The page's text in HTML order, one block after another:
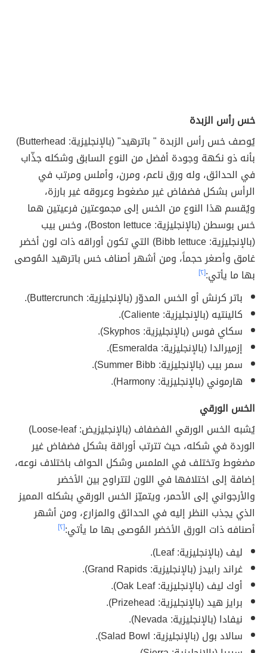
خس رأس الزبدة
يُوصف خس رأس الزبدة " باترهيد" (بالإنجليزية: Butterhead)
بأنه ذو نكهة وجودة أفضل من النوع السابق وشكله جذّاب
في الحدائق، وله ورق ناعم، ومرن، وأملس ومرتب في
الرأس بشكل فضفاض غير مضغوط وعروقه غير بارزة،
ويُقسم هذا النوع من الخس إلى مجموعتين فرعيتين هما
خس بوسطن (بالإنجليزية: Boston lettuce)، وخس بيب
(بالإنجليزية: Bibb lettuce) التي تكون أوراقه ذات لون أخضر
غامق وأصغر حجماً، ومن أشهر أصناف خس باترهيد المُوصى
بها ما يأتي:[٢]
باتر كرنش أو الخس المدوّر (بالإنجليزية: Buttercrunch).
كالينتيه (بالإنجليزية: Caliente).
سكاي فوس (بالإنجليزية: Skyphos).
إزميرالدا (بالإنجليزية: Esmeralda).
سمر بيب (بالإنجليزية: Summer Bibb).
هارموني (بالإنجليزية: Harmony).
الخس الورقي
يُشبه الخس الورقي الفضفاف (بالإنجليزيض: Loose-leaf)
الوردة في شكله، حيث تترتب أوراقة بشكل فضفاض غير
مضغوط وتختلف في الملمس وشكل الحواف باختلاف نوعه،
إضافة إلى اختلافها في اللون لتتراوح بين الأخضر
والأرجواني إلى الأحمر، ويتميّز الخس الورقي بشكله المميز
الذي يجذب النظر إليه في الحدائق والمزارع، ومن أشهر
أصنافه ذات الورق الأخضر المُوصى بها ما يأتي:[٢]
ليف (بالإنجليزية: Leaf).
غراند رابيدز (بالإنجليزية: Grand Rapids).
أوك ليف (بالإنجليزية: Oak Leaf).
برايز هيد (بالإنجليزية: Prizehead).
نيفادا (بالإنجليزية: Nevada).
سالاد بول (بالإنجليزية: Salad Bowl).